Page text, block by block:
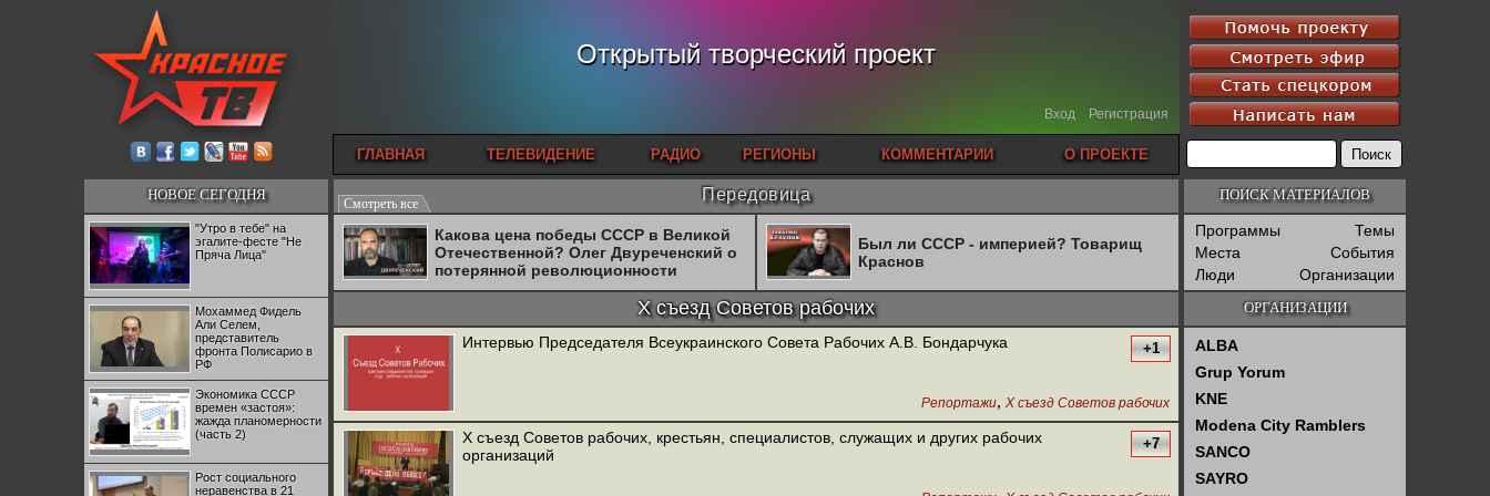
Открытый творческий проект
Вход Регистрация
ГЛАВНАЯ ТЕЛЕВИДЕНИЕ РАДИО РЕГИОНЫ КОММЕНТАРИИ О ПРОЕКТЕ
НОВОЕ СЕГОДНЯ
"Утро в тебе" на
эгалите-фесте "Не
Пряча Лица"
Мохаммед Фидель
Али Селем,
представитель
фронта Полисарио в
РФ
Экономика СССР
времен «застоя»:
жажда планомерности
(часть 2)
Рост социального
неравенства в 21
Передовица
Смотреть все
Какова цена победы СССР в Великой
Отечественной? Олег Двуреченский о
потерянной революционности
Был ли СССР - империей? Товарищ
Краснов
X съезд Советов рабочих
Интервью Председателя Всеукраинского Совета Рабочих А.В. Бондарчука +1
Репортажи, X съезд Советов рабочих
X съезд Советов рабочих, крестьян, специалистов, служащих и других рабочих
организаций
+7
ПОИСК МАТЕРИАЛОВ
Программы
Темы
Места
События
Люди
Организации
ОРГАНИЗАЦИИ
ALBA
Grup Yorum
KNE
Modena City Ramblers
SANCO
SAYRO